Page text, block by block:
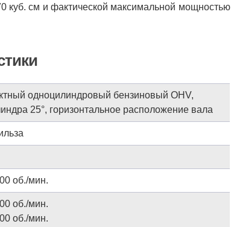
куб. см и фактической максимальной мощностью
одноцилиндровый бензиновый OHV,
25°, горизонтальное расположение вала
об./мин.
об./мин.
об./мин.